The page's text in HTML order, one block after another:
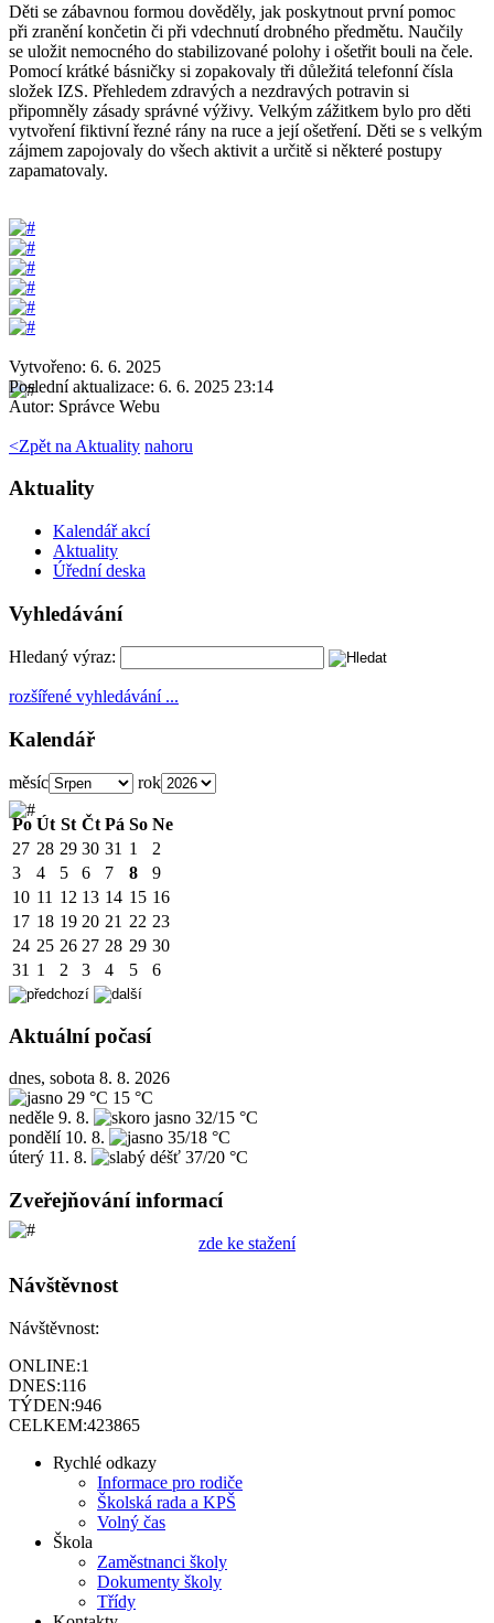
Děti se zábavnou formou dověděly, jak poskytnout první pomoc
při zranění končetin či při vdechnutí drobného předmětu. Naučily
se uložit nemocného do stabilizované polohy i ošetřit bouli na čele.
Pomocí krátké básničky si zopakovaly tři důležitá telefonní čísla
složek IZS. Přehledem zdravých a nezdravých potravin si
připomněly zásady správné výživy. Velkým zážitkem bylo pro děti
vytvoření fiktivní řezné rány na ruce a její ošetření. Děti se s velkým
zájmem zapojovaly do všech aktivit a určitě si některé postupy
zapamatovaly.
Vytvořeno: 6. 6. 2025
Poslední aktualizace: 6. 6. 2025 23:14
Autor: Správce Webu
<Zpět na Aktuality nahoru
Aktuality
Kalendář akcí
Aktuality
Úřední deska
Vyhledávání
Hledaný výraz:
rozšířené vyhledávání ...
Kalendář
měsíc rok
Po Út St Čt Pá So Ne
27 28 29 30 31 1
2
3
4 5 6 7 8
9
10 11 12 13 14 15 16
17 18 19 20 21 22 23
24 25 26 27 28 29 30
31 1 2 3 4 5 6
Aktuální počasí
dnes, sobota 8. 8. 2026
29 °C 15 °C
neděle 9. 8.
32/15 °C
pondělí 10. 8.
35/18 °C
úterý 11. 8. 37/20 °C
Zveřejňování informací
zde ke stažení
Návštěvnost
Návštěvnost:
ONLINE:1
DNES:116
TÝDEN:946
CELKEM:423865
Rychlé odkazy
Informace pro rodiče
Školská rada a KPŠ
Volný čas
Škola
Zaměstnanci školy
Dokumenty školy
Třídy